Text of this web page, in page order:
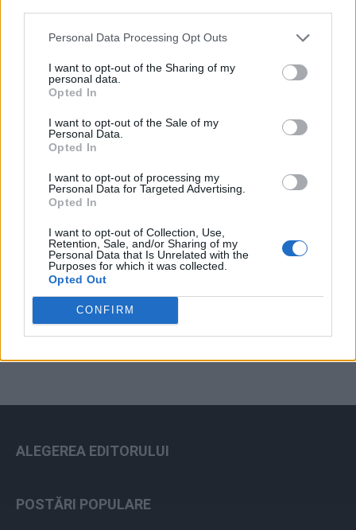
Personal Data Processing Opt Outs
I want to opt-out of the Sharing of my
personal data.
Opted In
I want to opt-out of the Sale of my
Personal Data.
Opted In
I want to opt-out of processing my
Personal Data for Targeted Advertising.
Opted In
I want to opt-out of Collection, Use,
Retention, Sale, and/or Sharing of my
Personal Data that Is Unrelated with the
Purposes for which it was collected.
Opted Out
CONFIRM
România pe Primul Loc (Ponta)
Altul
Arhiva sondajelor
ad
ALEGEREA EDITORULUI
POSTĂRI POPULARE